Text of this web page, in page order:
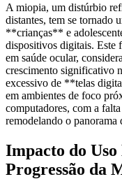
A miopia, um distúrbio
distantes, tem se tornado
**crianças** e
dispositivos digitais. Este
em saúde ocular,
crescimento significativo
excessivo de **telas
em ambientes de foco
computadores, com a
remodelando o panorama
Impacto do Uso
Progressão da